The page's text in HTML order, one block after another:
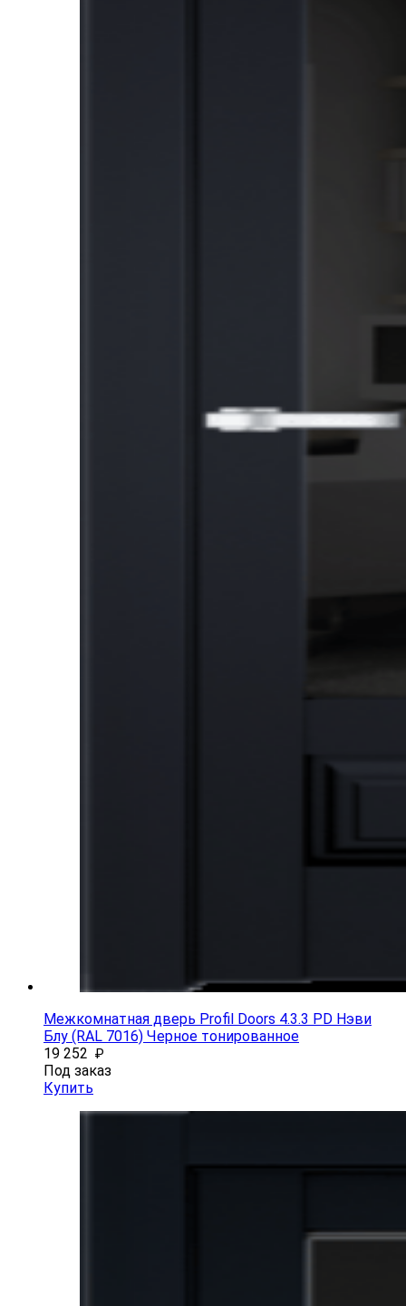
Межкомнатная дверь Profil Doors 4.3.3 PD Нэви
Блу (RAL 7016) Черное тонированное
19 252 ₽
Под заказ
Купить